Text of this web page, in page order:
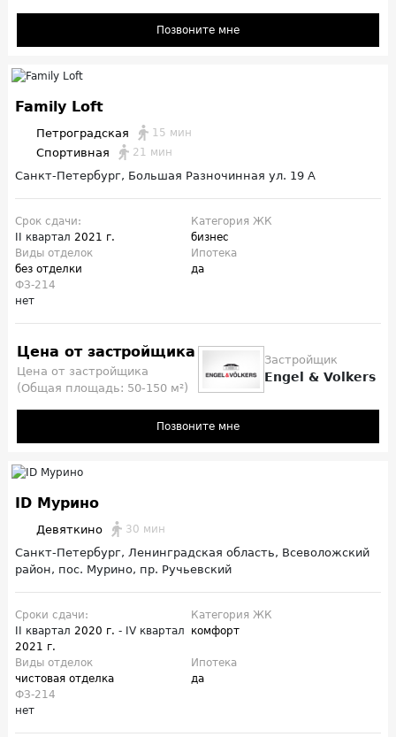
Позвоните мне
Family Loft
Петроградская 15 мин
Спортивная 21 мин
Санкт-Петербург, Большая Разночинная ул. 19 А
Срок сдачи:
II квартал 2021 г.
Категория ЖК
бизнес
Виды отделок
без отделки
Ипотека
да
ФЗ-214
нет
Цена от застройщика
Цена от застройщика
(Общая площадь: 50-150 м²)
Застройщик
Engel & Volkers
Позвоните мне
ID Мурино
Девяткино 30 мин
Санкт-Петербург, Ленинградская область, Всеволожский
район, пос. Мурино, пр. Ручьевский
Сроки сдачи:
II квартал 2020 г. - IV квартал
2021 г.
Категория ЖК
комфорт
Виды отделок
чистовая отделка
Ипотека
да
ФЗ-214
нет